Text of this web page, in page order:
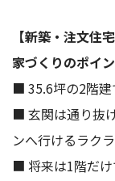
【新築・注文住宅
家づくりのポイ
■ 35.6坪の2階
■ 玄関は通り抜
ンへ行けるラク
■ 将来は1階だけ